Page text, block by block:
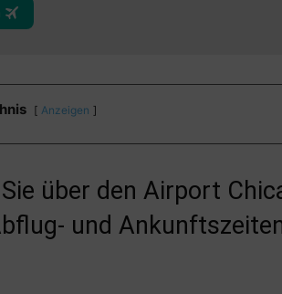
Anzeigen
über den Airport
und